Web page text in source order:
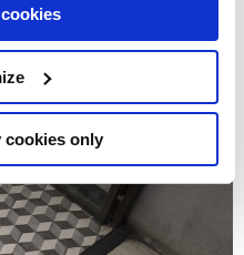
cookies only